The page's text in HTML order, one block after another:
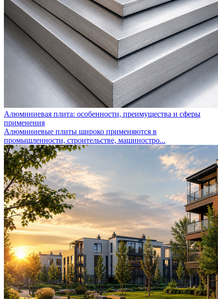
Алюминиевая плита: особенности, преимущества и сферы
применения
Алюминиевые плиты широко применяются в
промышленности, строительстве, машиностро...